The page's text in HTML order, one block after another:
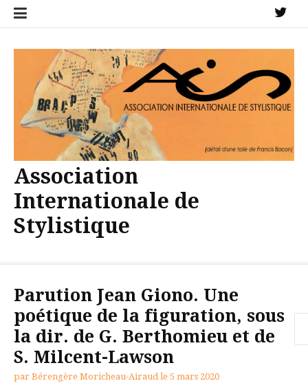
Aller
Association
Internationale de
Stylistique
Parution Jean Giono. Une
poétique de la figuration, sous
la dir. de G. Berthomieu et de
S. Milcent-Lawson
par Bérengère Moricheau-Airaud le 5 mars 2020